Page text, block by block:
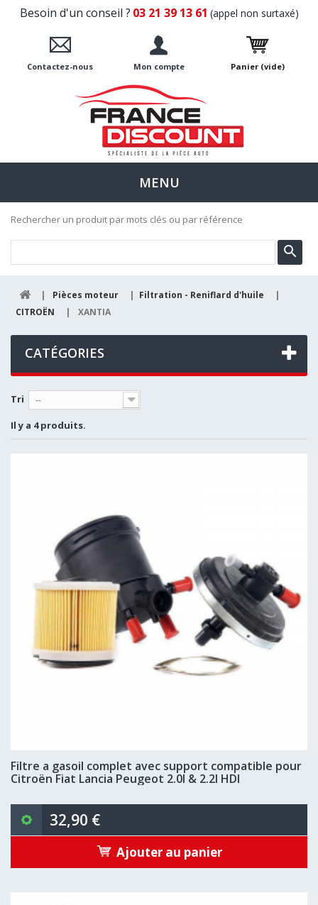
Besoin d'un conseil ? 03 21 39 13 61 (appel non surtaxé)
Contactez-nous Mon compte Panier (vide)
MENU
Rechercher un produit par mots clés ou par référence
| Pièces moteur | Filtration - Reniflard d'huile
|
CITROËN
| XANTIA
CATÉGORIES
Tri --
Il y a 4 produits.
Filtre a gasoil complet avec support compatible pour
Citroën Fiat Lancia Peugeot 2.0l & 2.2l HDI
32,90 €
Ajouter au panier